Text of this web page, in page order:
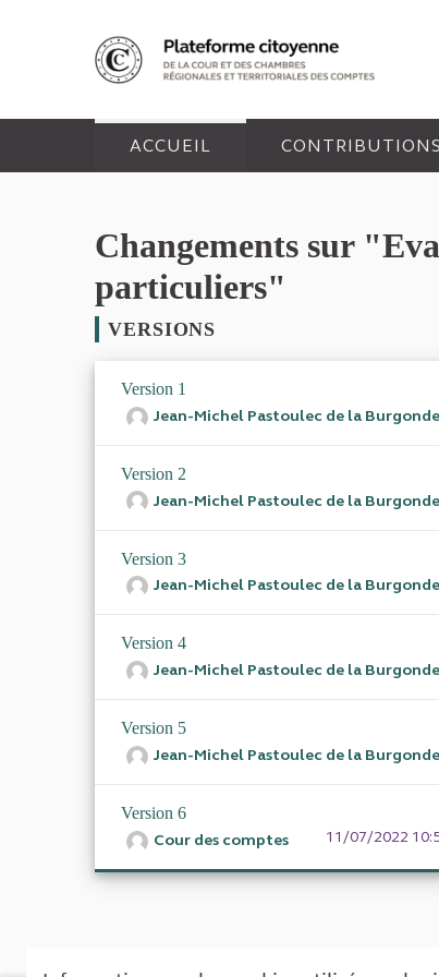
ACCUEIL
Changements sur
particuliers"
VERSIONS
Version 1
Jean-Michel Pastoulec de la
Version 2
Jean-Michel Pastoulec de la
Version 3
Jean-Michel Pastoulec de la
Version 4
Jean-Michel Pastoulec de la
Version 5
Jean-Michel Pastoulec de la
Version 6
Cour des comptes
11/07/2022